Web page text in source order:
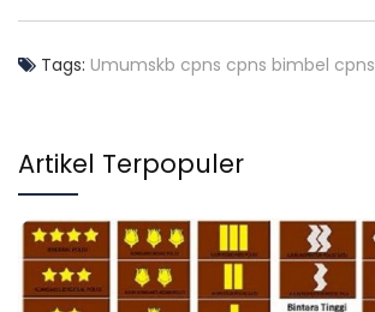
Tags: Umumskb cpns cpns bimbel cpns
Artikel Terpopuler